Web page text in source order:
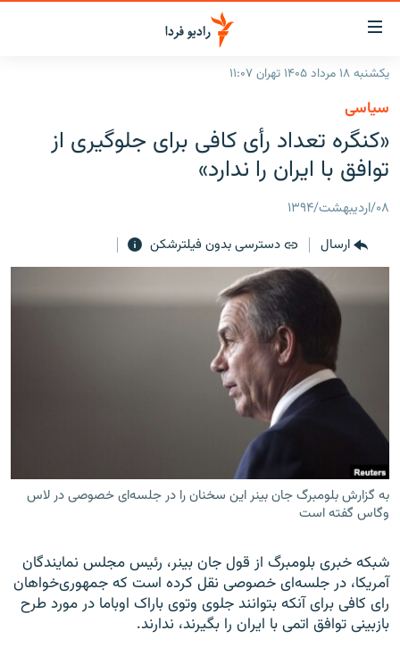
لینک‌های
قابلیت
دسترسی
بازگشت
منوی
اصلی
رفتن
صفحه
جستجو
ایران
جهان
برنامه‌های رادیویی
فرکانس‌ها
پادکست
چندرسانه‌ای
گزارش‌های تصویری
گزارش‌های ویدئویی
English
به ما بپیوندید
زبان‌های دیگر
یکشنبه ۱۸ مرداد ۱۴۰۵ تهران ۱۱:۰۷
سیاسی
«کنگره تعداد رأی کافی برای جلوگیری از
توافق با ایران را ندارد»
۰۸/اردیبهشت/۱۳۹۴
ارسال
دسترسی بدون فیلترشکن
به گزارش بلومبرگ جان بینر این سخنان را در جلسه‌ای خصوصی در لاس
وگاس گفته است
شبکه خبری بلومبرگ از قول جان بینر، رئیس مجلس نمایندگان
آمریکا، در جلسه‌ای خصوصی نقل کرده است که جمهوری‌خواهان
رای کافی برای آنکه بتوانند جلوی وتوی باراک اوباما در مورد طرح
بازبینی توافق اتمی با ایران را بگیرند، ندارند.